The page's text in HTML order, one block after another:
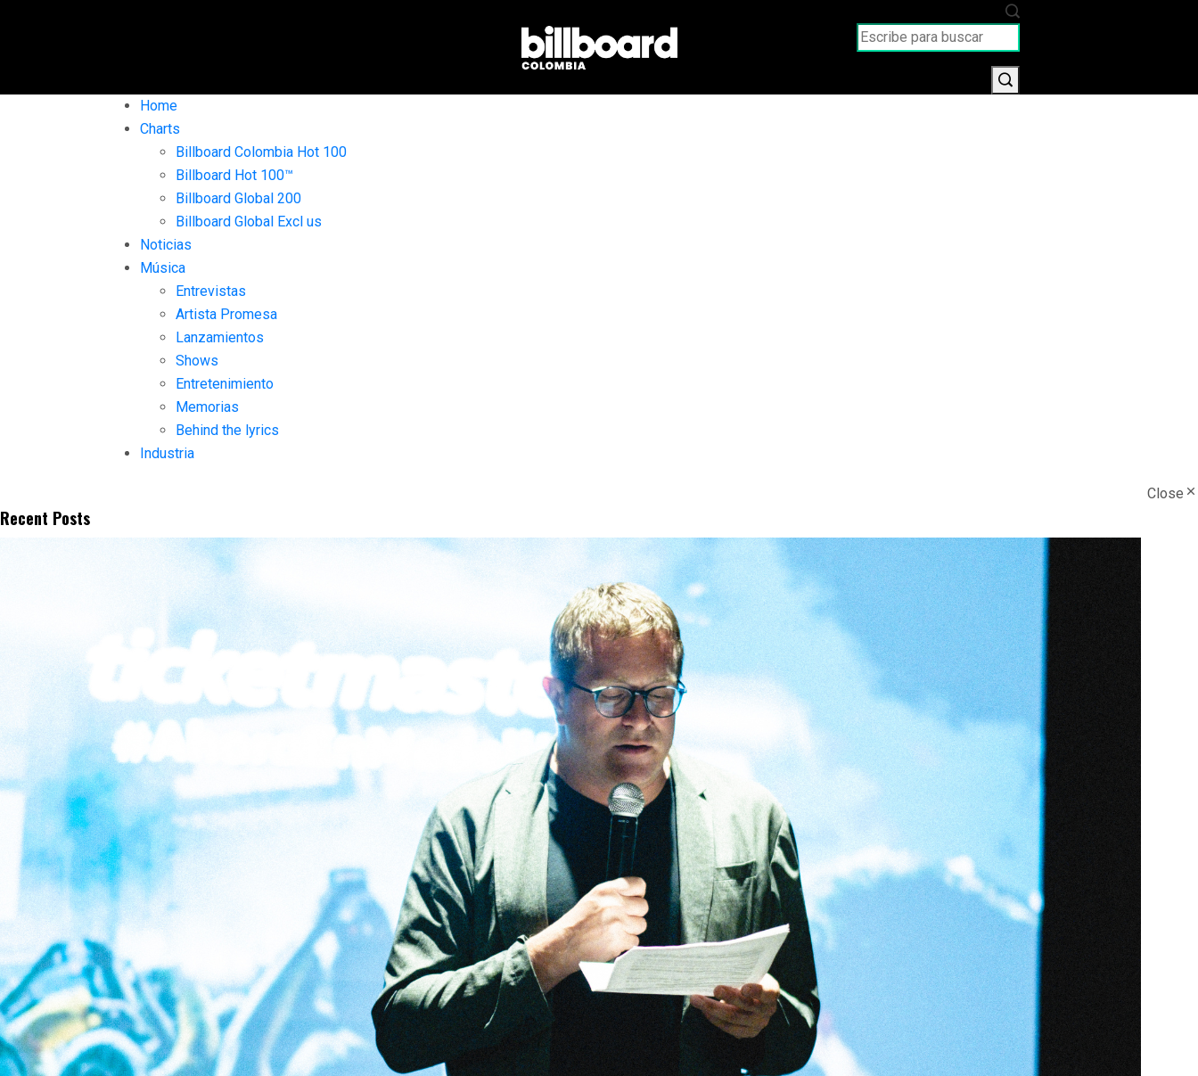
Home
Charts
Billboard Colombia Hot 100
Billboard Hot 100™
Billboard Global 200
Billboard Global Excl us
Noticias
Música
Entrevistas
Artista Promesa
Lanzamientos
Shows
Entretenimiento
Memorias
Behind the lyrics
Industria
Close
Recent Posts